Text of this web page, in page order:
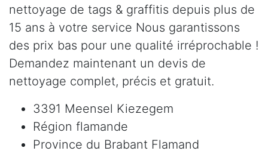
nettoyage de tags & graffitis depuis plus de
15 ans à votre service Nous garantissons
des prix bas pour une qualité irréprochable !
Demandez maintenant un devis de
nettoyage complet, précis et gratuit.
3391 Meensel Kiezegem
Région flamande
Province du Brabant Flamand